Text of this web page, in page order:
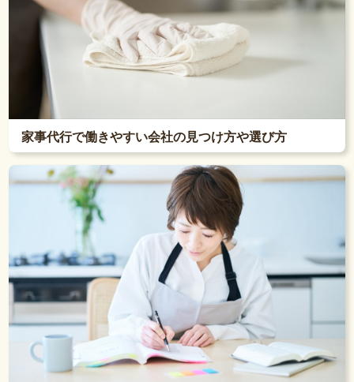
家事代行で働きやすい会社の見つけ方や選び方